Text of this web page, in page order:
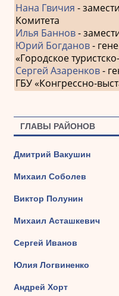
Нана Гвичия -
Комитета
Илья Баннов-
Юрий Богданов-
«Городское
Сергей Азаренков-
ГБУ «Конгрессно-
ГЛАВЫ РАЙОНОВ
Дмитрий Вакушин
Михаил Соболев
Виктор Полунин
Михаил Асташкевич
Сергей Иванов
Юлия Логвиненко
Андрей Хорт